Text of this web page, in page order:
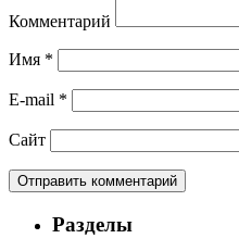
Комментарий
Имя *
E-mail *
Сайт
Разделы